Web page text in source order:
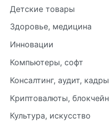
Детские товары
Здоровье, медицина
Инновации
Компьютеры, софт
Консалтинг, аудит, кадры
Криптовалюты, блокчейн
Культура, искусство